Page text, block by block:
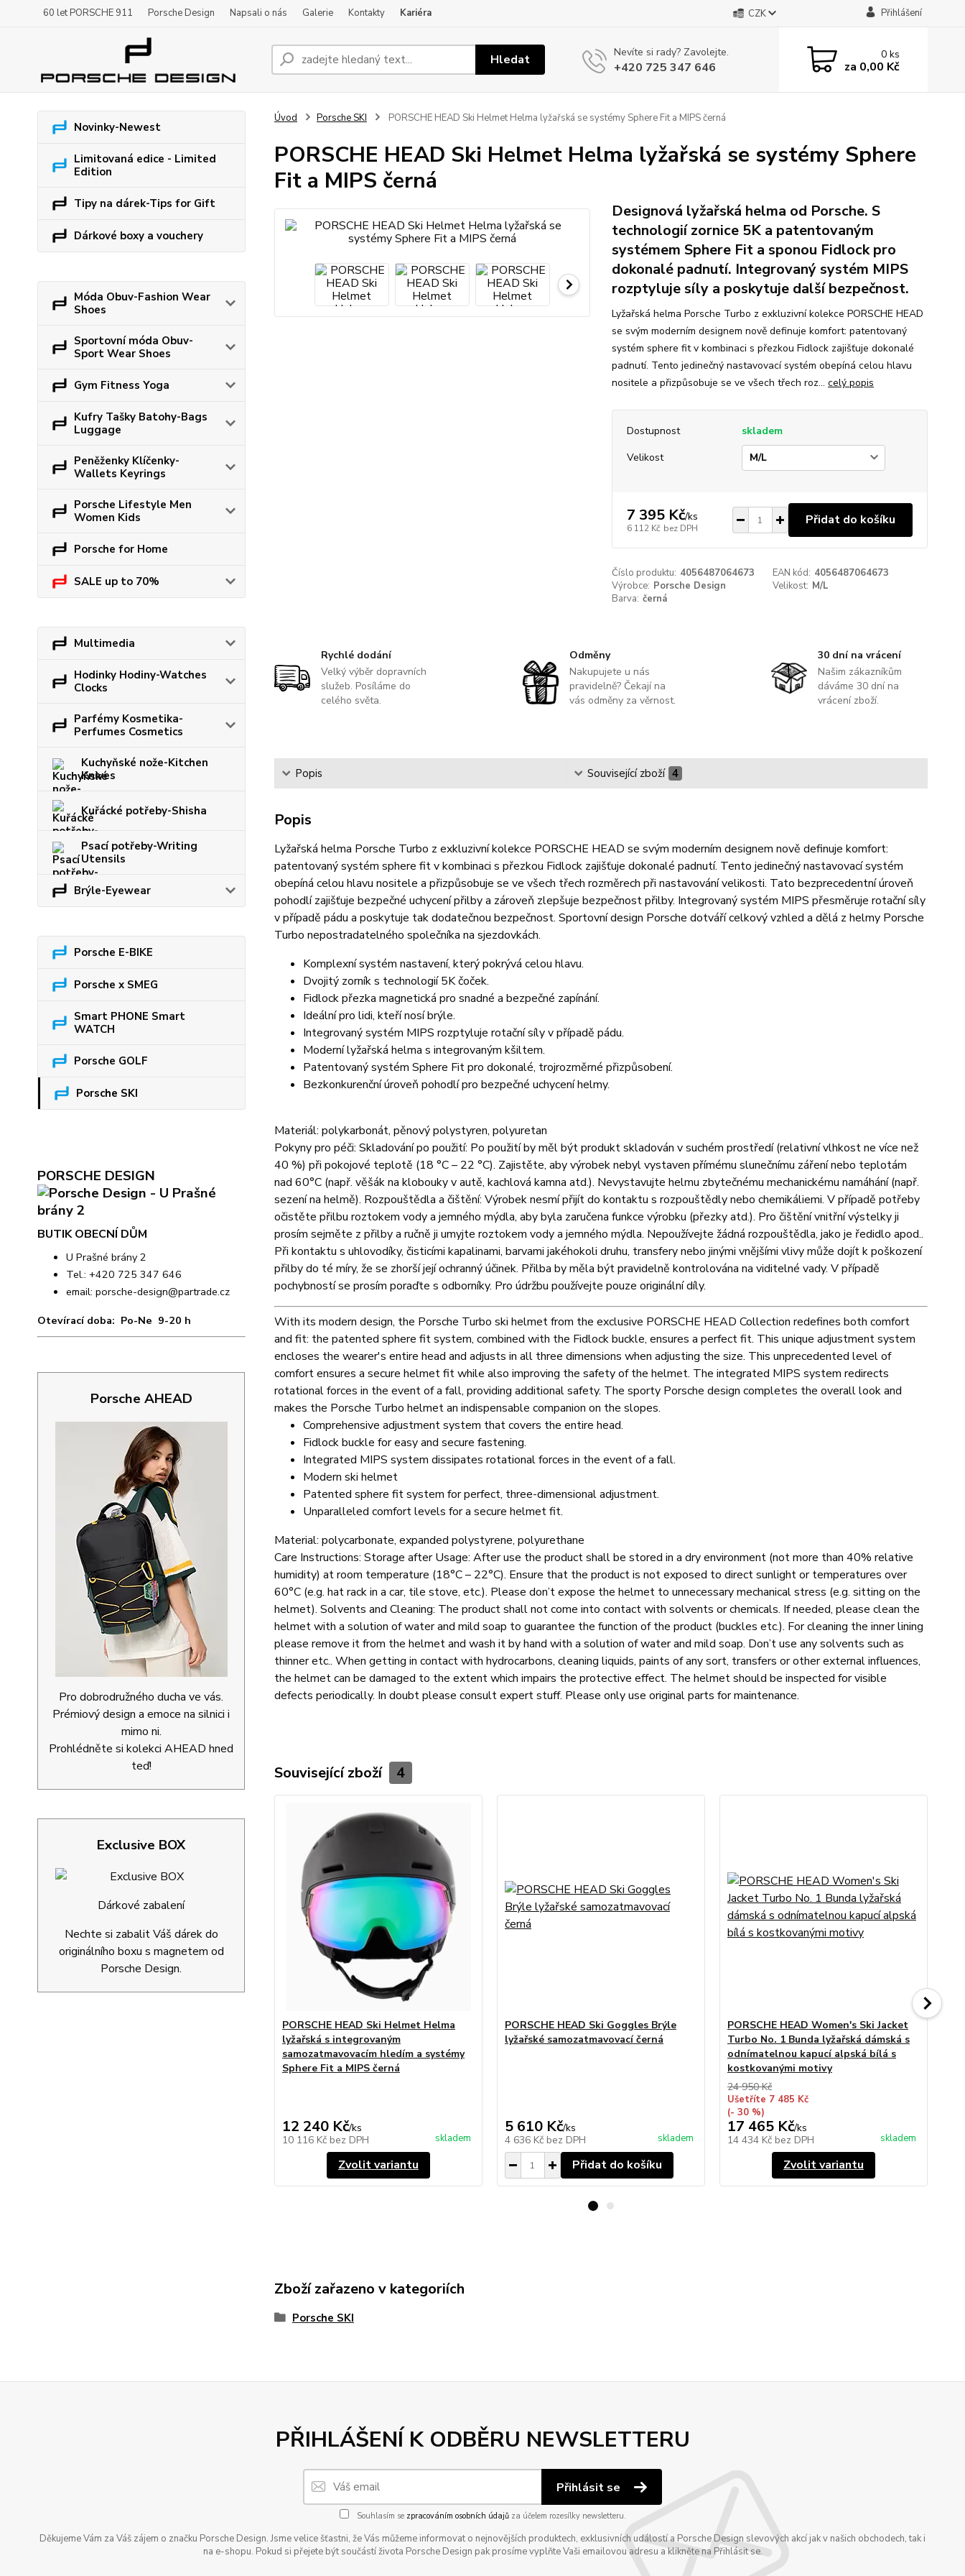
60 let PORSCHE 911 Porsche Design Napsali o nás Galerie Kontakty Kariéra CZK Přihlášení
Hledat Nevíte si rady? Zavolejte.
+420 725 347 646
0ks
za 0,00 Kč
Novinky-Newest
Limitovaná edice - Limited
Edition
Tipy na dárek-Tips for Gift
Dárkové boxy a vouchery
Móda Obuv-Fashion Wear
Shoes
Sportovní móda Obuv-
Sport Wear Shoes
Gym Fitness Yoga
Kufry Tašky Batohy-Bags
Luggage
Peněženky Klíčenky-
Wallets Keyrings
Porsche Lifestyle Men
Women Kids
Porsche for Home
SALE up to 70%
Multimedia
Hodinky Hodiny-Watches
Clocks
Parfémy Kosmetika-
Perfumes Cosmetics
Kuchyňské nože-Kitchen
Knives
Kuřácké potřeby-Shisha
Psací potřeby-Writing
Utensils
Brýle-Eyewear
Porsche E-BIKE
Porsche x SMEG
Smart PHONE Smart
WATCH
Porsche GOLF
Porsche SKI
PORSCHE DESIGN
BUTIK OBECNÍ DŮM
U Prašné brány 2
Tel.: +420 725 347 646
email: porsche-design@partrade.cz
Otevírací doba: Po-Ne 9-20 h
Porsche AHEAD
Pro dobrodružného ducha ve vás.
Prémiový design a emoce na silnici i
mimo ni.
Prohlédněte si kolekci AHEAD hned
teď!
Exclusive BOX
Dárkové zabalení
Nechte si zabalit Váš dárek do
originálního boxu s magnetem od
Porsche Design.
Úvod Porsche SKI PORSCHE HEAD Ski Helmet Helma lyžařská se systémy Sphere Fit a MIPS černá
PORSCHE HEAD Ski Helmet Helma lyžařská se systémy Sphere
Fit a MIPS černá
Designová lyžařská helma od Porsche. S
technologií zornice 5K a patentovaným
systémem Sphere Fit a sponou Fidlock pro
dokonalé padnutí. Integrovaný systém MIPS
rozptyluje síly a poskytuje další bezpečnost.
Lyžařská helma Porsche Turbo z exkluzivní kolekce PORSCHE HEAD
se svým moderním designem nově definuje komfort: patentovaný
systém sphere fit v kombinaci s přezkou Fidlock zajišťuje dokonalé
padnutí. Tento jedinečný nastavovací systém obepíná celou hlavu
nositele a přizpůsobuje se ve všech třech roz... celý popis
Dostupnost
skladem
Velikost
7 395 Kč/ks
6 112 Kč bez DPH
Přidat do košíku
Číslo produktu: 4056487064673 EAN kód: 4056487064673
Výrobce: Porsche Design Velikost: M/L
Barva: černá
Rychlé dodání
Velký výběr dopravních
služeb. Posíláme do
celého světa.
Odměny
Nakupujete u nás
pravidelně? Čekají na
vás odměny za věrnost.
30 dní na vrácení
Našim zákazníkům
dáváme 30 dní na
vrácení zboží.
Popis Související zboží 4
Popis
Lyžařská helma Porsche Turbo z exkluzivní kolekce PORSCHE HEAD se svým moderním designem nově definuje komfort:
patentovaný systém sphere fit v kombinaci s přezkou Fidlock zajišťuje dokonalé padnutí. Tento jedinečný nastavovací systém
obepíná celou hlavu nositele a přizpůsobuje se ve všech třech rozměrech při nastavování velikosti. Tato bezprecedentní úroveň
pohodlí zajišťuje bezpečné uchycení přilby a zároveň zlepšuje bezpečnost přilby. Integrovaný systém MIPS přesměruje rotační síly
v případě pádu a poskytuje tak dodatečnou bezpečnost. Sportovní design Porsche dotváří celkový vzhled a dělá z helmy Porsche
Turbo nepostradatelného společníka na sjezdovkách.
Komplexní systém nastavení, který pokrývá celou hlavu.
Dvojitý zorník s technologií 5K čoček.
Fidlock přezka magnetická pro snadné a bezpečné zapínání.
Ideální pro lidi, kteří nosí brýle.
Integrovaný systém MIPS rozptyluje rotační síly v případě pádu.
Moderní lyžařská helma s integrovaným kšiltem.
Patentovaný systém Sphere Fit pro dokonalé, trojrozměrné přizpůsobení.
Bezkonkurenční úroveň pohodlí pro bezpečné uchycení helmy.
Materiál: polykarbonát, pěnový polystyren, polyuretan
Pokyny pro péči: Skladování po použití: Po použití by měl být produkt skladován v suchém prostředí (relativní vlhkost ne více než
40 %) při pokojové teplotě (18 °C – 22 °C). Zajistěte, aby výrobek nebyl vystaven přímému slunečnímu záření nebo teplotám
nad 60°C (např. věšák na klobouky v autě, kachlová kamna atd.). Nevystavujte helmu zbytečnému mechanickému namáhání (např.
sezení na helmě). Rozpouštědla a čištění: Výrobek nesmí přijít do kontaktu s rozpouštědly nebo chemikáliemi. V případě potřeby
očistěte přilbu roztokem vody a jemného mýdla, aby byla zaručena funkce výrobku (přezky atd.). Pro čištění vnitřní výstelky ji
prosím sejměte z přilby a ručně ji umyjte roztokem vody a jemného mýdla. Nepoužívejte žádná rozpouštědla, jako je ředidlo apod..
Při kontaktu s uhlovodíky, čisticími kapalinami, barvami jakéhokoli druhu, transfery nebo jinými vnějšími vlivy může dojít k poškození
přilby do té míry, že se zhorší její ochranný účinek. Přilba by měla být pravidelně kontrolována na viditelné vady. V případě
pochybností se prosím poraďte s odborníky. Pro údržbu používejte pouze originální díly.
With its modern design, the Porsche Turbo ski helmet from the exclusive PORSCHE HEAD Collection redefines both comfort
and fit: the patented sphere fit system, combined with the Fidlock buckle, ensures a perfect fit. This unique adjustment system
encloses the wearer's entire head and adjusts in all three dimensions when adjusting the size. This unprecedented level of
comfort ensures a secure helmet fit while also improving the safety of the helmet. The integrated MIPS system redirects
rotational forces in the event of a fall, providing additional safety. The sporty Porsche design completes the overall look and
makes the Porsche Turbo helmet an indispensable companion on the slopes.
Comprehensive adjustment system that covers the entire head.
Fidlock buckle for easy and secure fastening.
Integrated MIPS system dissipates rotational forces in the event of a fall.
Modern ski helmet
Patented sphere fit system for perfect, three-dimensional adjustment.
Unparalleled comfort levels for a secure helmet fit.
Material: polycarbonate, expanded polystyrene, polyurethane
Care Instructions: Storage after Usage: After use the product shall be stored in a dry environment (not more than 40% relative
humidity) at room temperature (18°C – 22°C). Ensure that the product is not exposed to direct sunlight or temperatures over
60°C (e.g. hat rack in a car, tile stove, etc.). Please don’t expose the helmet to unnecessary mechanical stress (e.g. sitting on the
helmet). Solvents and Cleaning: The product shall not come into contact with solvents or chemicals. If needed, please clean the
helmet with a solution of water and mild soap to guarantee the function of the product (buckles etc.). For cleaning the inner lining
please remove it from the helmet and wash it by hand with a solution of water and mild soap. Don’t use any solvents such as
thinner etc.. When getting in contact with hydrocarbons, cleaning liquids, paints of any sort, transfers or other external influences,
the helmet can be damaged to the extent which impairs the protective effect. The helmet should be inspected for visible
defects periodically. In doubt please consult expert stuff. Please only use original parts for maintenance.
Související zboží 4
PORSCHE HEAD Ski Helmet Helma
lyžařská s integrovaným
samozatmavovacím hledím a systémy
Sphere Fit a MIPS černá
12 240 Kč/ks
10 116 Kč bez DPH skladem
Zvolit variantu
PORSCHE HEAD Ski Goggles Brýle
lyžařské samozatmavovací černá
5 610 Kč/ks
4 636 Kč bez DPH skladem
Přidat do košíku
PORSCHE HEAD Women's Ski Jacket
Turbo No. 1 Bunda lyžařská dámská s
odnímatelnou kapucí alpská bílá s
kostkovanými motivy
24 950 Kč
Ušetříte 7 485 Kč
(- 30 %)
17 465 Kč/ks
14 434 Kč bez DPH skladem
Zvolit variantu
Zboží zařazeno v kategoriích
Porsche SKI
PŘIHLÁŠENÍ K ODBĚRU NEWSLETTERU
Přihlásit se
Souhlasím se zpracováním osobních údajůza účelem rozesílky newsletteru.
Děkujeme Vám za Váš zájem o značku Porsche Design. Jsme velice šťastni, že Vás můžeme informovat o nejnovějších produktech, exklusivních událostí a Porsche Design slevových akcí jak v našich obchodech, tak i
na e-shopu. Pokud si přejete být součástí života Porsche Design pak prosíme vyplňte Vaši emailovou adresu a klikněte na Přihlásit se.